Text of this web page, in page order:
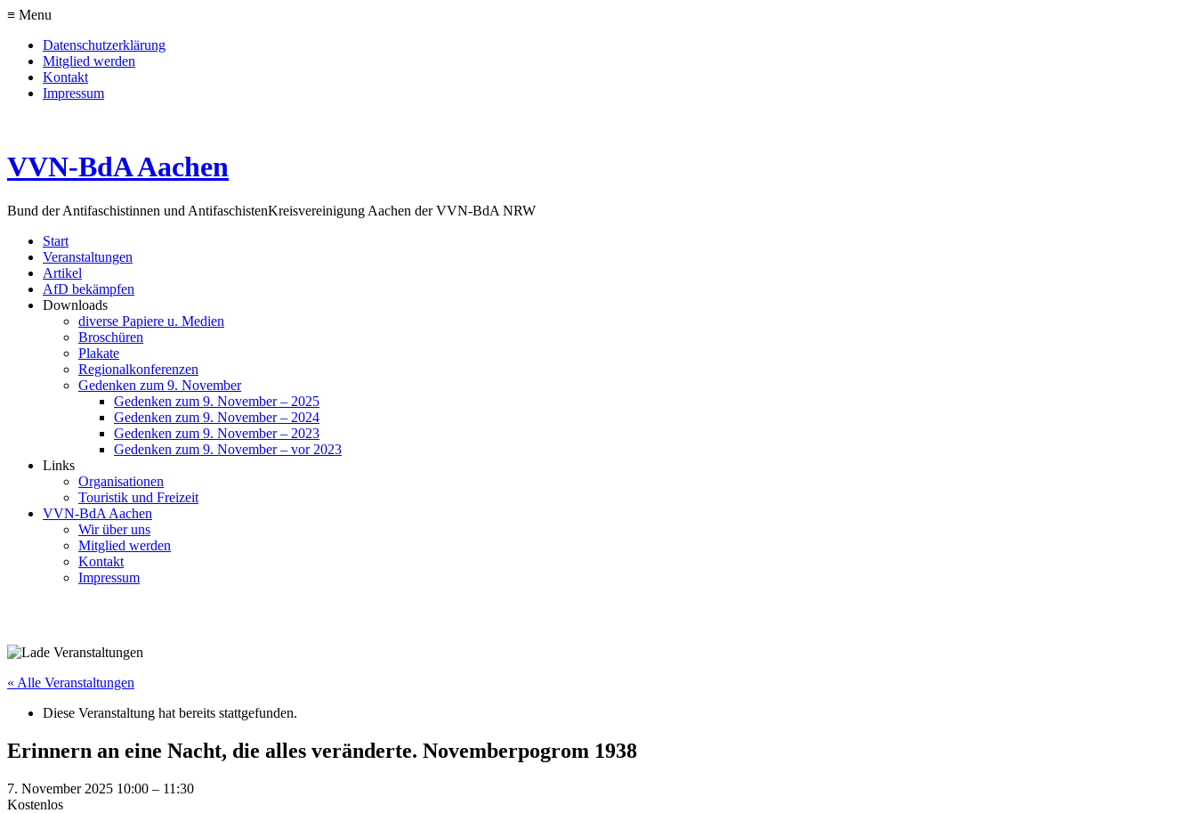
≡ Menu
Datenschutzerklärung
Mitglied werden
Kontakt
Impressum
VVN-BdA Aachen
Bund der Antifaschistinnen und AntifaschistenKreisvereinigung Aachen der VVN-BdA NRW
Start
Veranstaltungen
Artikel
AfD bekämpfen
Downloads
diverse Papiere u. Medien
Broschüren
Plakate
Regionalkonferenzen
Gedenken zum 9. November
Gedenken zum 9. November – 2025
Gedenken zum 9. November – 2024
Gedenken zum 9. November – 2023
Gedenken zum 9. November – vor 2023
Links
Organisationen
Touristik und Freizeit
VVN-BdA Aachen
Wir über uns
Mitglied werden
Kontakt
Impressum
« Alle Veranstaltungen
Diese Veranstaltung hat bereits stattgefunden.
Erinnern an eine Nacht, die alles veränderte. Novemberpogrom 1938
7. November 2025 10:00 – 11:30
Kostenlos